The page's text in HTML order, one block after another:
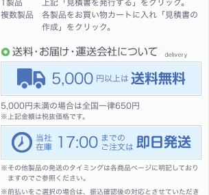
1製品
上記「見積書を発行する」をクリック。
複数製品
各製品をお買い物カートに入れ「見積書の
作成」をクリック。
5,000
5,000円未満の場合は全国一律650円
※ 上記金額は税抜価格です。
17:00
※その他製品の発送のタイミングは各商品ページに明記しており
ますのでご参照ください。
※前払いをご選択の場合は、振込確認後の対応とさせていただき